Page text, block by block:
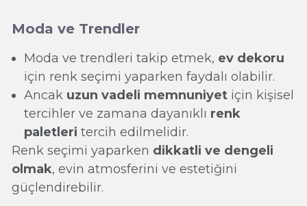
Moda ve Trendler
Moda ve trendleri takip etmek, ev dekoru
için renk seçimi yaparken faydalı olabilir.
Ancak uzun vadeli memnuniyet için kişisel
tercihler ve zamana dayanıklı renk
paletleri tercih edilmelidir.
Renk seçimi yaparken dikkatli ve dengeli
olmak, evin atmosferini ve estetiğini
güçlendirebilir.